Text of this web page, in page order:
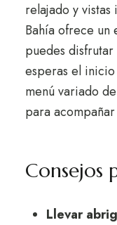
relajado y
Bahía ofrece un
puedes
esperas el
menú variado
para
Consejos
Llevar